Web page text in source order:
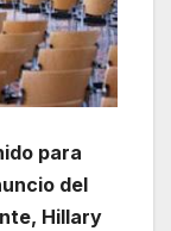
para
del
Hillary